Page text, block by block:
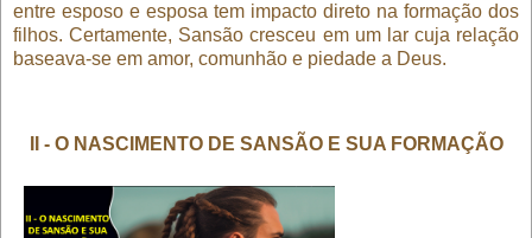
entre esposo e esposa tem impacto direto na formação dos
filhos. Certamente, Sansão cresceu em um lar cuja relação
baseava-se em amor, comunhão e piedade a Deus.
II - O NASCIMENTO DE SANSÃO E SUA FORMAÇÃO